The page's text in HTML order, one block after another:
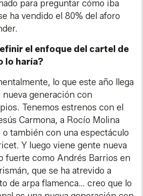
para preguntar cómo iba
ha vendido el 80% del aforo
el enfoque del cartel de
lo haría?
lo que este año llega
nueva generación con
Tenemos estrenos con el
Carmona, a Rocío Molina
también con una espectáculo
Y luego viene gente nueva
fuerte como Andrés Barrios en
que se ha atrevido a
de arpa flamenca… creo que lo